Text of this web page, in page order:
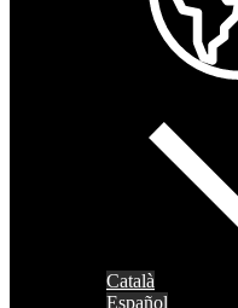
Català
Español